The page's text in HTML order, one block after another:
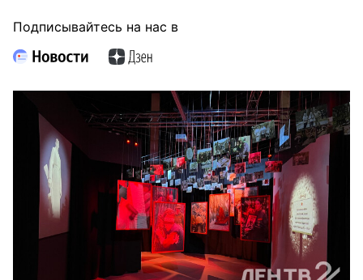
Подписывайтесь на нас в